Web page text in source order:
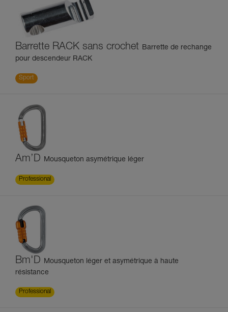
Barrette RACK sans crochet Barrette de rechange
pour descendeur RACK
Sport
Am’D Mousqueton asymétrique léger
Professional
Bm'D Mousqueton léger et asymétrique à haute
résistance
Professional